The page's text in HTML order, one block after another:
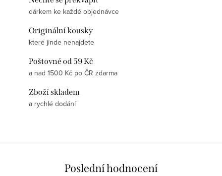
dárkem ke každé objednávce
Originální kousky
které jinde nenajdete
Poštovné od 59 Kč
a nad 1500 Kč po ČR zdarma
Zboží skladem
a rychlé dodání
Poslední hodnocení